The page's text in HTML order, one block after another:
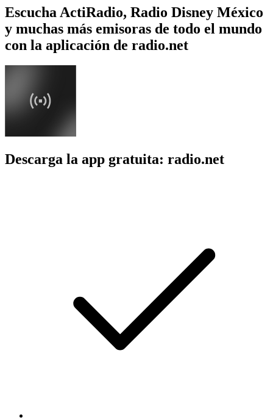
Escucha ActiRadio, Radio Disney México
y muchas más emisoras de todo el mundo
con la aplicación de radio.net
Descarga la app gratuita: radio.net